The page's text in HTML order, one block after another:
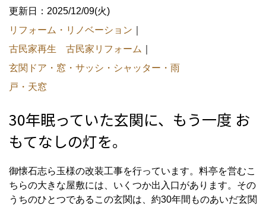
更新日：2025/12/09(火)
リフォーム・リノベーション
古民家再生 古民家リフォーム
玄関ドア・窓・サッシ・シャッター・雨
戸・天窓
30年眠っていた玄関に、もう一度 お
もてなしの灯を。
御懐石志ら玉様の改装工事を行っています。料亭を営むこ
ちらの大きな屋敷には、いくつか出入口があります。その
うちのひとつであるこの玄関は、約30年間ものあいだ玄関